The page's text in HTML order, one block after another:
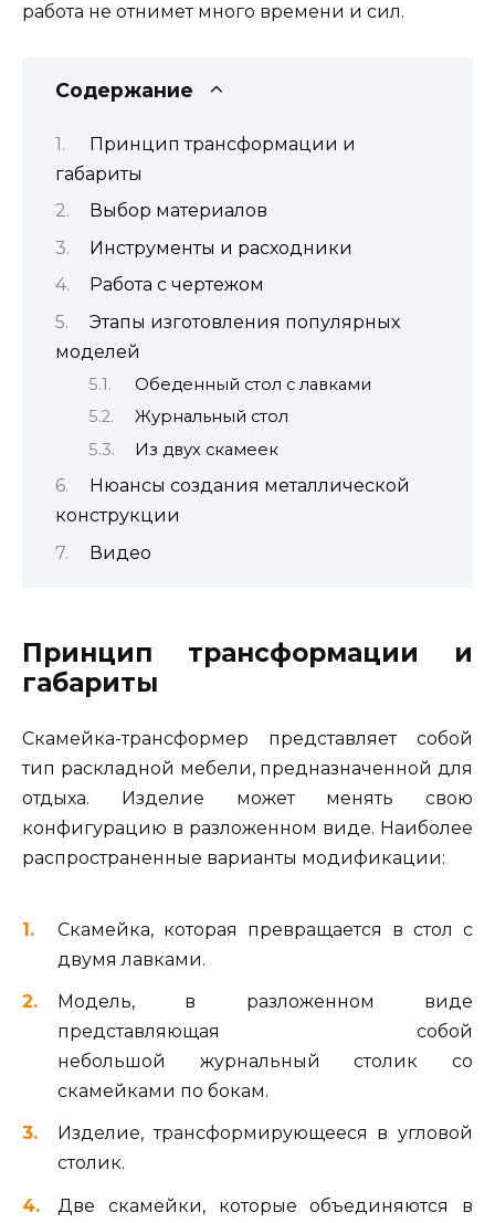
работа не отнимет много времени и сил.
Содержание
Принцип трансформации и
габариты
Выбор материалов
Инструменты и расходники
Работа с чертежом
Этапы изготовления популярных
моделей
Обеденный стол с лавками
Журнальный стол
Из двух скамеек
Нюансы создания металлической
конструкции
Видео
Принцип трансформации и
габариты
Скамейка-трансформер представляет собой
тип раскладной мебели, предназначенной для
отдыха. Изделие может менять свою
конфигурацию в разложенном виде. Наиболее
распространенные варианты модификации:
Скамейка, которая превращается в стол с
двумя лавками.
Модель, в разложенном виде
представляющая собой
небольшой журнальный столик со
скамейками по бокам.
Изделие, трансформирующееся в угловой
столик.
Две скамейки, которые объединяются в